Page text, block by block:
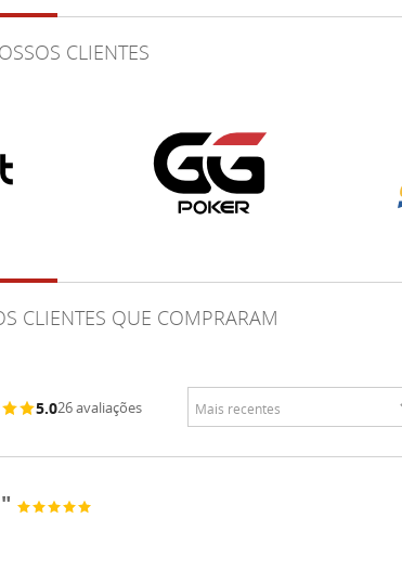
CLIENTES
CLIENTES QUE COMPRARAM
5.026 avaliações